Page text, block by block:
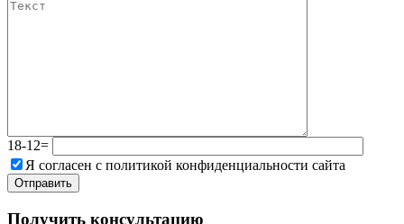
18-12=
Я согласен с политикой конфиденциальности сайта
Получить консультацию